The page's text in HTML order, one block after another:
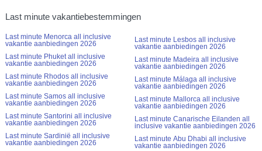
Last minute vakantiebestemmingen
Last minute Menorca all inclusive
vakantie aanbiedingen 2026
Last minute Phuket all inclusive
vakantie aanbiedingen 2026
Last minute Rhodos all inclusive
vakantie aanbiedingen 2026
Last minute Samos all inclusive
vakantie aanbiedingen 2026
Last minute Santorini all inclusive
vakantie aanbiedingen 2026
Last minute Sardinië all inclusive
vakantie aanbiedingen 2026
Last minute Lesbos all inclusive
vakantie aanbiedingen 2026
Last minute Madeira all inclusive
vakantie aanbiedingen 2026
Last minute Málaga all inclusive
vakantie aanbiedingen 2026
Last minute Mallorca all inclusive
vakantie aanbiedingen 2026
Last minute Canarische Eilanden all
inclusive vakantie aanbiedingen 2026
Last minute Abu Dhabi all inclusive
vakantie aanbiedingen 2026